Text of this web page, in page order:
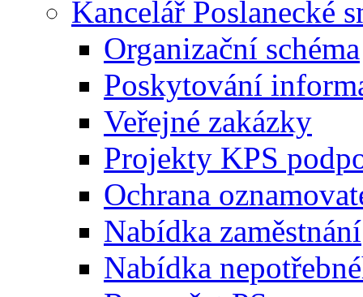
Kancelář Poslanecké
Organizační schéma
Poskytování
Veřejné zakázky
Projekty KPS
Ochrana
Nabídka zaměstnání
Nabídka